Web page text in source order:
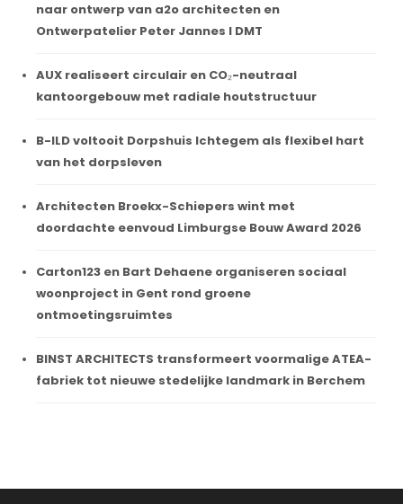
naar ontwerp van a2o architecten en
Ontwerpatelier Peter Jannes I DMT
AUX realiseert circulair en CO₂-neutraal
kantoorgebouw met radiale houtstructuur
B-ILD voltooit Dorpshuis Ichtegem als flexibel hart
van het dorpsleven
Architecten Broekx-Schiepers wint met
doordachte eenvoud Limburgse Bouw Award 2026
Carton123 en Bart Dehaene organiseren sociaal
woonproject in Gent rond groene
ontmoetingsruimtes
BINST ARCHITECTS transformeert voormalige ATEA-
fabriek tot nieuwe stedelijke landmark in Berchem